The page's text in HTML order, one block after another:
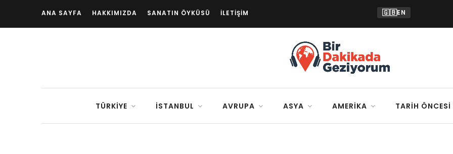
ANA SAYFA HAKKIMIZDA SANATIN ÖYKÜSÜ İLETIŞIM 🇬🇧EN
TÜRKIYE İSTANBUL AVRUPA ASYA AMERIKA TARIH ÖNCESI